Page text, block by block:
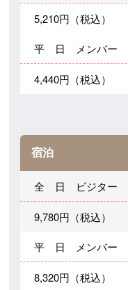
5,210円（税込）
平 日 メンバー
4,440円（税込）
宿泊
全 日 ビジター
9,780円（税込）
平 日 メンバー
8,320円（税込）